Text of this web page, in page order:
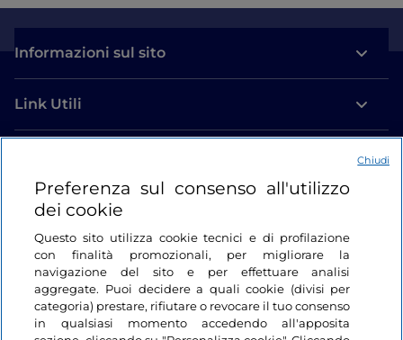
Informazioni sul sito
Link Utili
Restiamo in contatto
Preferenza sul consenso all'utilizzo
dei cookie
Questo sito utilizza cookie tecnici e di profilazione
con finalità promozionali, per migliorare la
navigazione del sito e per effettuare analisi
aggregate. Puoi decidere a quali cookie (divisi per
categoria) prestare, rifiutare o revocare il tuo consenso
in qualsiasi momento accedendo all'apposita
Chiudi